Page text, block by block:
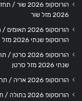
הורוסקופ
2026 מזל שור
הורוסקופ
הורוסקופ שנתי 2026 מזל תאומים
הורוסקופ
שנתי 2026 מזל סרטן
הורוסקופ 2026 אריה / תחזית אסטרולוגיה שנתית מזל אריה
הורוסקופ 2026 בתולה / תחזית אסטרולוגיה שנתית מזל בתולה